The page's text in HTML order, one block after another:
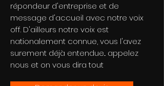
répondeur d'entreprise et de
message d'accueil avec notre voix
off. D'ailleurs notre voix est
nationalement connue, vous l'avez
surement déjà entendue... appelez
nous et on vous dira tout